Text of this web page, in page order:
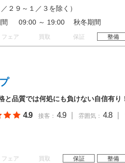
２９～１／３を除く）
間 09:00 ～ 19:00 秋冬期間
フェア 買取 保証 整備
と品質では何処にも負けない自信有り
4.9 接客： 4.9 雰囲気： 4.8
フェア 買取 保証 整備